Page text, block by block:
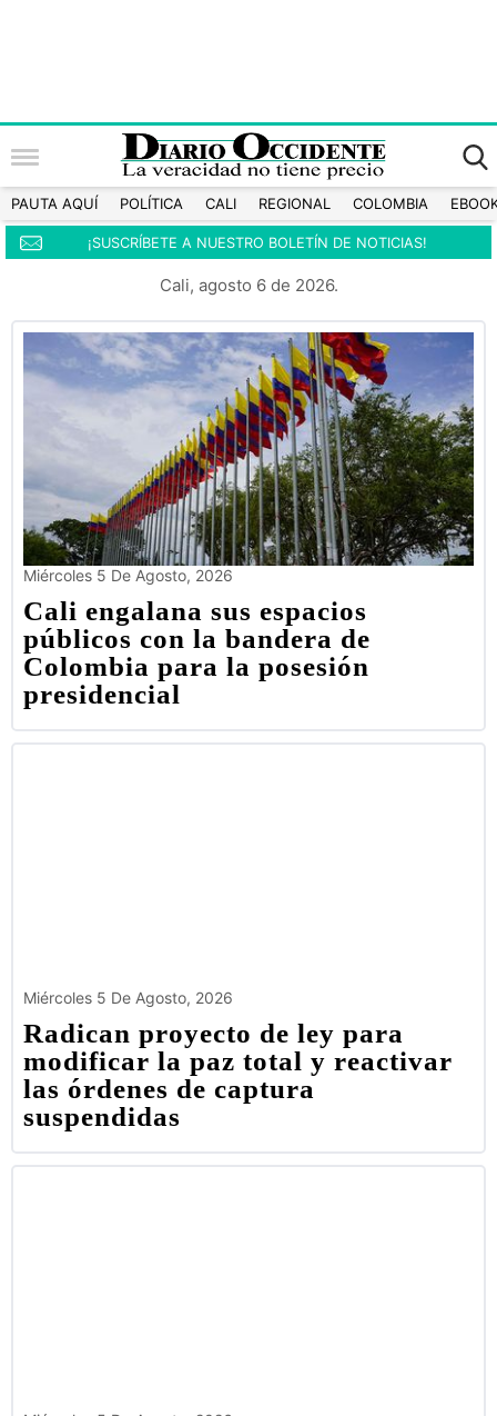
PAUTA AQUÍ POLÍTICA CALI REGIONAL COLOMBIA
¡SUSCRÍBETE A NUESTRO BOLETÍN DE NOTICIAS!
Cali, agosto 6 de 2026.
Miércoles 5 De Agosto, 2026
Cali engalana sus espacios
públicos con la bandera de
Colombia para la posesión
presidencial
Miércoles 5 De Agosto, 2026
Radican proyecto de ley para
modificar la paz total y reactivar
las órdenes de captura
suspendidas